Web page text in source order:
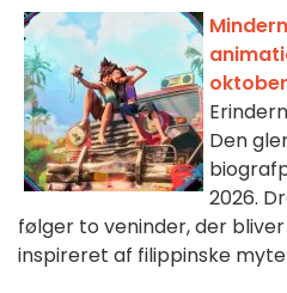
Den
2026.
følger to veninder, der
inspireret af filippinske